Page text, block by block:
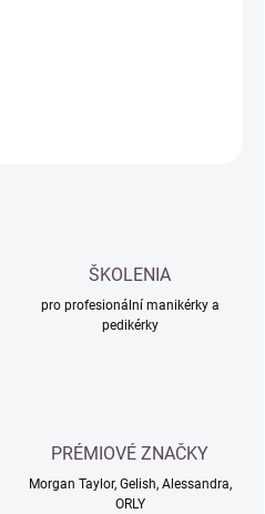
ŠKOLENIA
pro profesionální manikérky a
pedikérky
PRÉMIOVÉ ZNAČKY
Morgan Taylor, Gelish, Alessandra,
ORLY